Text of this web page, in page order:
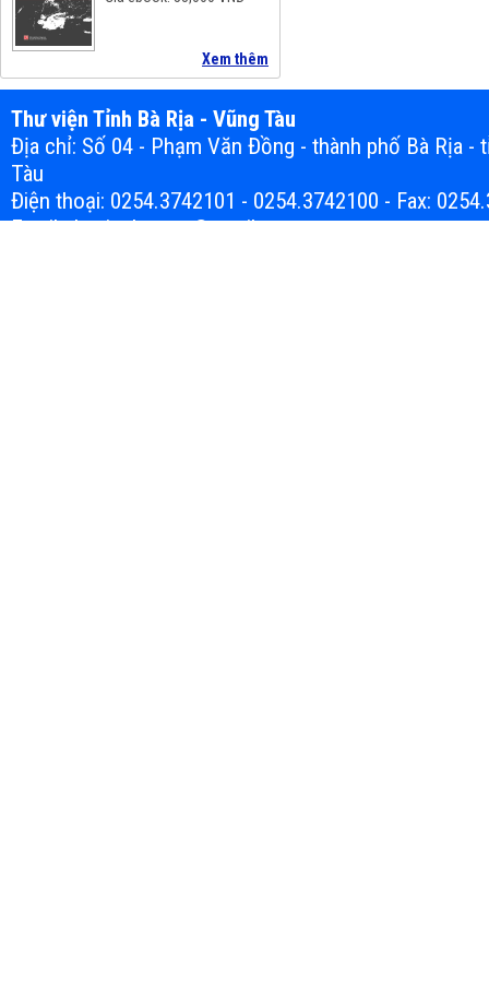
Xem thêm
Thư viện Tỉnh Bà Rịa - Vũng Tàu
Địa chỉ: Số 04 - Phạm Văn Đồng - thành phố Bà Rịa -
Tàu
Điện thoại: 0254.3742101 - 0254.3742100 - Fax:
Email: thuvienbrvt.vn@gmail.com